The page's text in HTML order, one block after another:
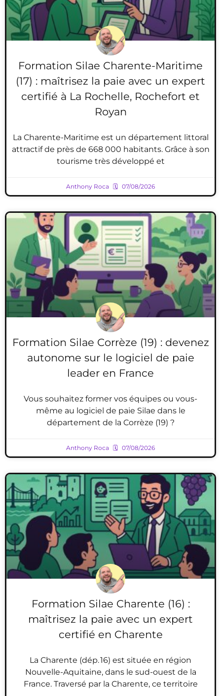
Formation Silae Charente-Maritime
(17) : maîtrisez la paie avec un expert
certifié à La Rochelle, Rochefort et
Royan
La Charente-Maritime est un département littoral
attractif de près de 668 000 habitants. Grâce à son
tourisme très développé et
Anthony Roca 07/08/2026
Formation Silae Corrèze (19) : devenez
autonome sur le logiciel de paie
leader en France
Vous souhaitez former vos équipes ou vous-
même au logiciel de paie Silae dans le
département de la Corrèze (19) ?
Anthony Roca 07/08/2026
Formation Silae Charente (16) :
maîtrisez la paie avec un expert
certifié en Charente
La Charente (dép. 16) est située en région
Nouvelle-Aquitaine, dans le sud-ouest de la
France. Traversé par la Charente, ce territoire